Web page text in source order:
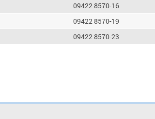
09422 8570-16
09422 8570-19
09422 8570-23